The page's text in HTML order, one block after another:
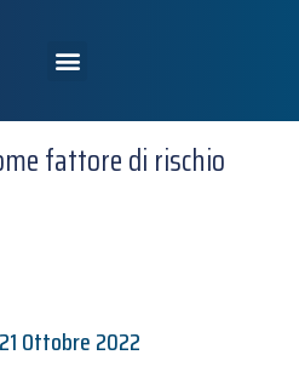
fattore di rischio
21 Ottobre 2022